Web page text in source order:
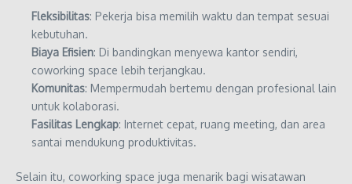
Fleksibilitas: Pekerja bisa memilih waktu dan tempat sesuai
kebutuhan.
Biaya Efisien: Di bandingkan menyewa kantor sendiri,
coworking space lebih terjangkau.
Komunitas: Mempermudah bertemu dengan profesional lain
untuk kolaborasi.
Fasilitas Lengkap: Internet cepat, ruang meeting, dan area
santai mendukung produktivitas.
Selain itu, coworking space juga menarik bagi wisatawan